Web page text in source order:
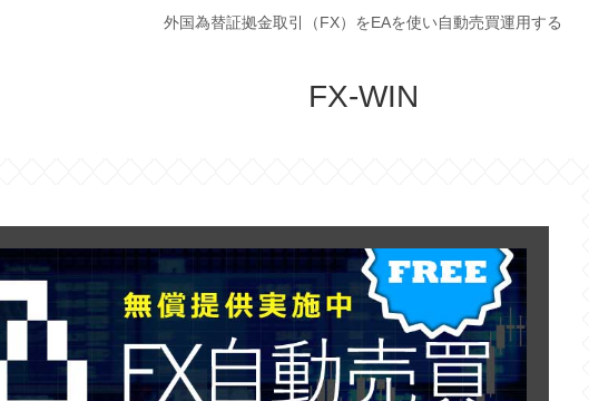
外国為替証拠金取引（FX）をEAを使い自動売買運用する
FX-WIN